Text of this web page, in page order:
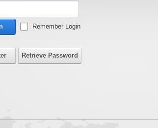
Remember Login
Retrieve Password